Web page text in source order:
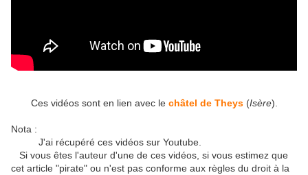
Ces vidéos sont en lien avec le châtel de Theys(Isère).
Nota :
J'ai récupéré ces vidéos sur Youtube.
Si vous êtes l'auteur d'une de ces vidéos, si vous estimez que
cet article "pirate" ou n'est pas conforme aux règles du droit à la